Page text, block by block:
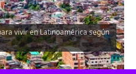
vivir en Latinoamérica según
artículo